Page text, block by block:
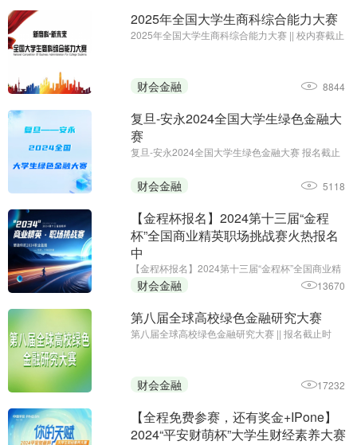
2025年全国大学生商科综合能力大赛
2025年全国大学生商科综合能力大赛 || 校内赛截止
财会金融 8844
复旦-安永2024全国大学生绿色金融大
赛
复旦-安永2024全国大学生绿色金融大赛 报名截止
的发展，传播绿色金融理念，培养新生研究力量，
复旦大学国际金融学院联合安永华明会计师事务所
财会金融 5118
【金程杯报名】2024第十三届“金程
杯”全国商业精英职场挑战赛火热报名
中
【金程杯报名】2024第十三届“金程杯”全国商业精
英职场挑战赛火热报名中||初赛截止时间：2024年
10月20日
财会金融 13670
第八届全球高校绿色金融研究大赛
第八届全球高校绿色金融研究大赛 || 报名截止时
财会金融 17232
【全程免费参赛，还有奖金+IPone】
2024“平安财萌杯”大学生财经素养大赛